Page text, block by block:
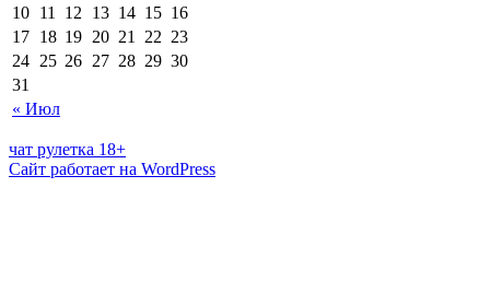
« Июл
10 11 12 13 14 15 16
17 18 19 20 21 22 23
24 25 26 27 28 29 30
31
чат рулетка 18+
Сайт работает на WordPress